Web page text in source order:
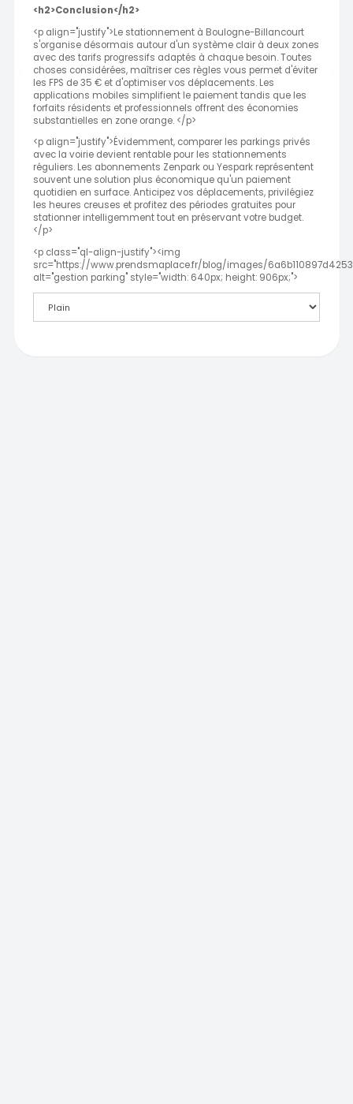
<h2>Conclusion</h2>
<p align="justify">Le stationnement à Boulogne-Billancourt
s'organise désormais autour d'un système clair à deux zones
avec des tarifs progressifs adaptés à chaque besoin. Toutes
choses considérées, maîtriser ces règles vous permet d'éviter
les FPS de 35 € et d'optimiser vos déplacements. Les
applications mobiles simplifient le paiement tandis que les
forfaits résidents et professionnels offrent des économies
substantielles en zone orange. </p>
<p align="justify">Évidemment, comparer les parkings privés
avec la voirie devient rentable pour les stationnements
réguliers. Les abonnements Zenpark ou Yespark représentent
souvent une solution plus économique qu'un paiement
quotidien en surface. Anticipez vos déplacements, privilégiez
les heures creuses et profitez des périodes gratuites pour
stationner intelligemment tout en préservant votre budget.
</p>
<p class="ql-align-justify"><img
src="https://www.prendsmaplace.fr/blog/images/
alt="gestion parking" style="width: 640px; height: 906px;">